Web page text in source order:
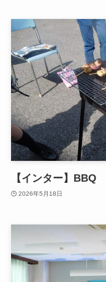
【インター】BBQ
2026年5月18日